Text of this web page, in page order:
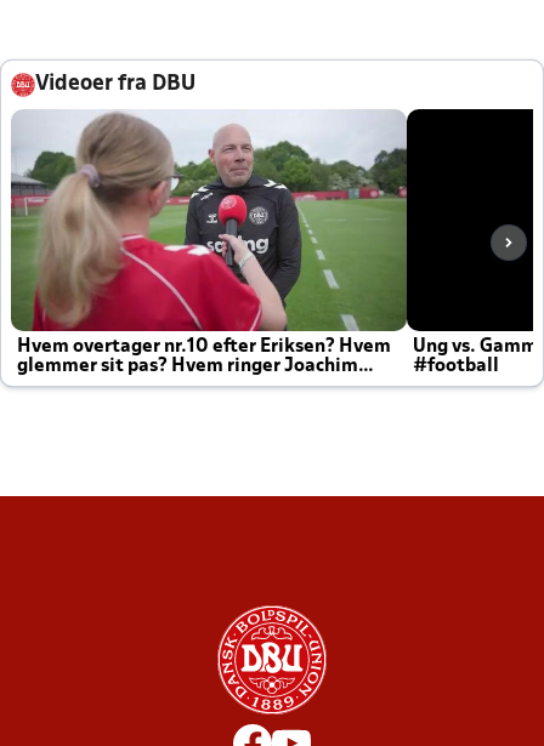
Videoer fra DBU
Hvem overtager nr.10 efter Eriksen? Hvem
glemmer sit pas? Hvem ringer Joachim
altid til efter kampe?
Ung vs.
#football